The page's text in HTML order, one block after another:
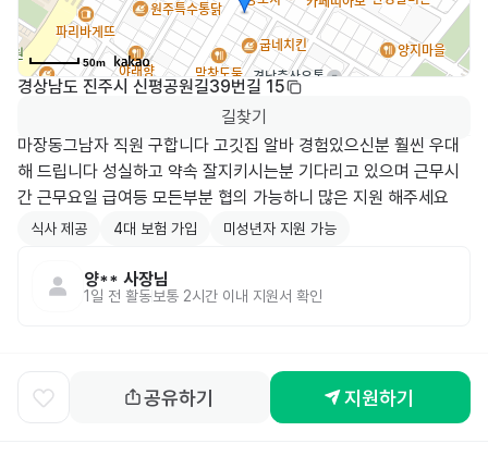
50m
경상남도 진주시 신평공원길39번길 15
길찾기
마장동그남자 직원 구합니다 고깃집 알바 경험있으신분 훨씬 우대
해 드립니다 성실하고 약속 잘지키시는분 기다리고 있으며 근무시
간 근무요일 급여등 모든부분 협의 가능하니 많은 지원 해주세요
식사 제공 4대 보험 가입 미성년자 지원 가능
양** 사장님
1일 전 활동보통 2시간 이내 지원서 확인
공유하기 지원하기